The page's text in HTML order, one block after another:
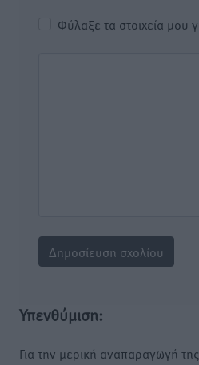
Φύλαξε τα στοιχεία μου
Υπενθύμιση:
Για την μερική αναπαραγωγή